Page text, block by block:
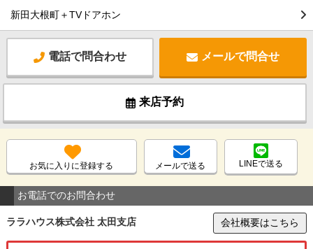
新田大根町＋TVドアホン
電話で問合わせ メールで問合せ
来店予約
お気に入りに登録する メールで送る LINEで送る
お電話でのお問合わせ
ララハウス株式会社 太田支店 会社概要はこちら